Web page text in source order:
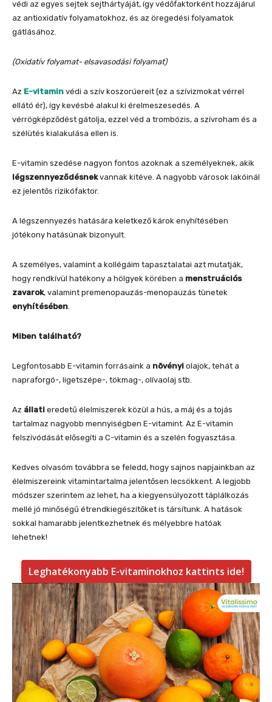
védi az egyes sejtek sejthártyáját, így védőfaktorként hozzájárul
az antioxidatív folyamatokhoz, és az öregedési folyamatok
gátlásához.
(Oxidatív folyamat- elsavasodási folyamat)
Az E-vitamin védi a szív koszorúereit (ez a szívizmokat vérrel
ellátó ér), így kevésbé alakul ki érelmeszesedés. A
vérrögképződést gátolja, ezzel véd a trombózis, a szívroham és a
szélütés kialakulása ellen is.
E-vitamin szedése nagyon fontos azoknak a személyeknek, akik
légszennyeződésnekvannak kitéve. A nagyobb városok lakóinál
ez jelentős rizikófaktor.
A légszennyezés hatására keletkező károk enyhítésében
jótékony hatásúnak bizonyult.
A személyes, valamint a kollégáim tapasztalatai azt mutatják,
hogy rendkívül hatékony a hölgyek körében a menstruációs
zavarok, valamint premenopauzás-menopauzás tünetek
enyhítésében.
Miben található?
Legfontosabb E-vitamin forrásaink a növényi olajok, tehát a
napraforgó-, ligetszépe-, tökmag-, olívaolaj stb.
Az állati eredetű élelmiszerek közül a hús, a máj és a tojás
tartalmaz nagyobb mennyiségben E-vitamint. Az E-vitamin
felszívódását elősegíti a C-vitamin és a szelén fogyasztása.
Kedves olvasóm továbbra se feledd, hogy sajnos napjainkban az
élelmiszereink vitamintartalma jelentősen lecsökkent. A legjobb
módszer szerintem az lehet, ha a kiegyensúlyozott táplálkozás
mellé jó minőségű étrendkiegészítőket is társítunk. A hatások
sokkal hamarabb jelentkezhetnek és mélyebbre hatóak
lehetnek!
Leghatékonyabb E-vitaminokhoz kattints ide!